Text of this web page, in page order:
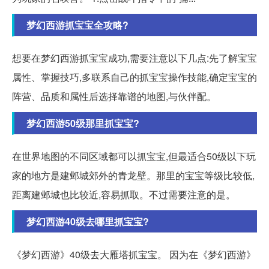
梦幻西游抓宝宝全攻略?
想要在梦幻西游抓宝宝成功,需要注意以下几点:先了解宝宝
属性、掌握技巧,多联系自己的抓宝宝操作技能,确定宝宝的
阵营、品质和属性后选择靠谱的地图,与伙伴配。
梦幻西游50级那里抓宝宝?
在世界地图的不同区域都可以抓宝宝,但最适合50级以下玩
家的地方是建邺城郊外的青龙壁。那里的宝宝等级比较低,
距离建邺城也比较近,容易抓取。不过需要注意的是。
梦幻西游40级去哪里抓宝宝?
《梦幻西游》40级去大雁塔抓宝宝。 因为在《梦幻西游》